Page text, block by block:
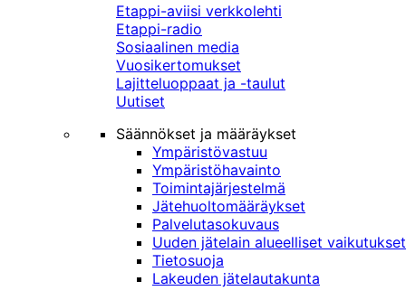
Etappi-aviisi verkkolehti
Etappi-radio
Sosiaalinen media
Vuosikertomukset
Lajitteluoppaat ja -taulut
Uutiset
Säännökset ja määräykset
Ympäristövastuu
Ympäristöhavainto
Toimintajärjestelmä
Jätehuoltomääräykset
Palvelutasokuvaus
Uuden jätelain alueelliset vaikutukset
Tietosuoja
Lakeuden jätelautakunta